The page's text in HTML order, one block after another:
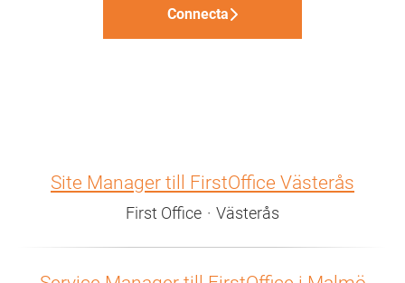
Connecta
Site Manager till FirstOffice Västerås
First Office · Västerås